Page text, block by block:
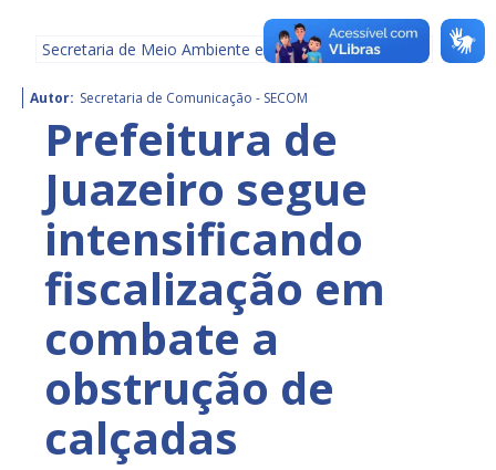
Secretaria de Meio Ambiente e Ordenamento Urbano
Autor: Secretaria de Comunicação - SECOM
Prefeitura de
Juazeiro segue
intensificando
fiscalização em
combate a
obstrução de
calçadas